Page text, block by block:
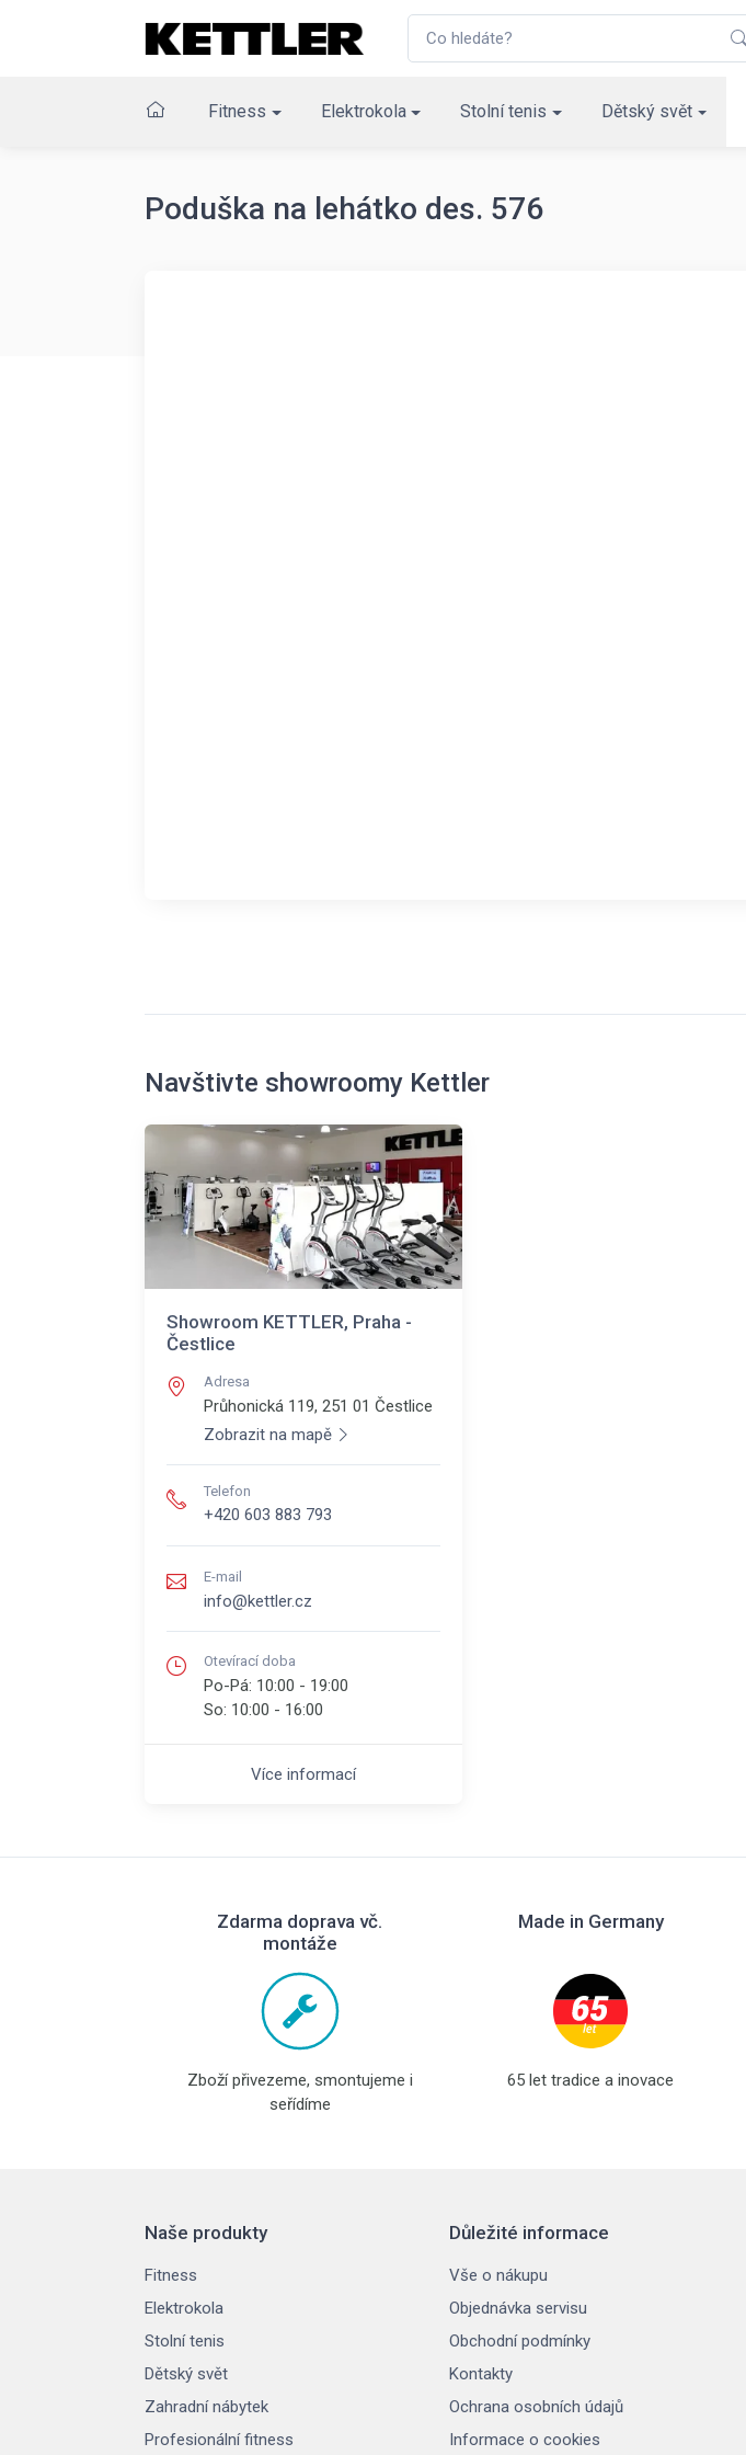
Fitness Elektrokola Stolní tenis Dětský svět
Poduška na lehátko des. 576
Navštivte showroomy Kettler
Showroom KETTLER, Praha -
Čestlice
Adresa
Průhonická 119, 251 01 Čestlice
Zobrazit na mapě
Telefon
+420 603 883 793
E-mail
info@kettler.cz
Otevírací doba
Po-Pá: 10:00 - 19:00
So: 10:00 - 16:00
Více informací
Zdarma doprava vč.
montáže
Zboží přivezeme, smontujeme i
seřídíme
Made in Germany
65 let tradice a inovace
Naše produkty
Fitness
Elektrokola
Stolní tenis
Dětský svět
Zahradní nábytek
Profesionální fitness
Důležité informace
Vše o nákupu
Objednávka servisu
Obchodní podmínky
Kontakty
Ochrana osobních údajů
Informace o cookies